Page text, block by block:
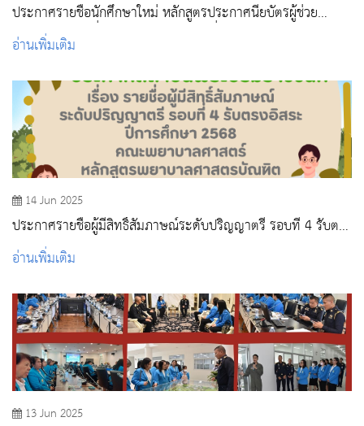
ประกาศรายชื่อนักศึกษาใหม่ หลักสูตรประกาศนียบัตรผู้ช่วย
พยาบาล ระดับต่ำกว่าปริญญาตรี รอบที่ 4 ปีการศึกษา 2568
อ่านเพิ่มเติม
14 Jun 2025
ประกาศรายชื่อผู้มีสิทธิ์สัมภาษณ์ระดับปริญญาตรี รอบที่ 4 รับตรง
อิสระ ปีการศึกษา 2568
อ่านเพิ่มเติม
13 Jun 2025